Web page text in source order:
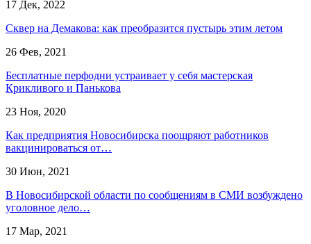
17 Дек, 2022
Сквер на Демакова: как преобразится пустырь этим летом
26 Фев, 2021
Бесплатные перфодни устраивает у себя мастерская
Крикливого и Панькова
23 Ноя, 2020
Как предприятия Новосибирска поощряют работников
вакцинироваться от…
30 Июн, 2021
В Новосибирской области по сообщениям в СМИ возбуждено
уголовное дело…
17 Мар, 2021